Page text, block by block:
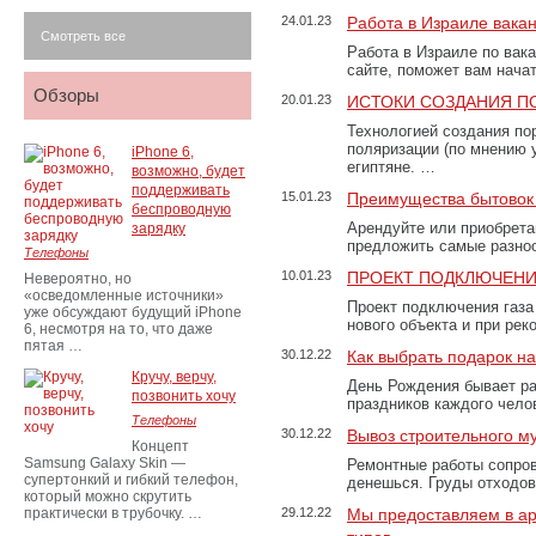
24.01.23 Работа в Израиле
Работа в Израиле по
сайте, поможет вам
20.01.23 ИСТОКИ СОЗДАНИЯ
Технологией создания
поляризации (по
египтяне. …
15.01.23 Преимущества
Арендуйте или
предложить самые
10.01.23 ПРОЕКТ
Проект подключения
нового объекта и при
30.12.22 Как выбрать подарок
День Рождения бывает
праздников каждого
30.12.22 Вывоз строительного
Ремонтные работы
денешься. Груды
29.12.22
Мы предоставляем в
Смотреть все
Обзоры
iPhone 6,
возможно, будет
поддерживать
беспроводную
зарядку
Телефоны
Невероятно, но
«осведомленные источники»
уже обсуждают будущий iPhone
6, несмотря на то, что даже
пятая …
Кручу, верчу,
позвонить хочу
Телефоны
Концепт
Samsung Galaxy Skin —
супертонкий и гибкий телефон,
который можно скрутить
практически в трубочку. …